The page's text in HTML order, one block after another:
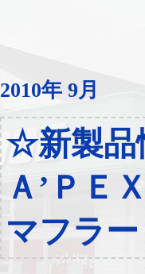
2010年 9月
☆新製
Ａ’ＰＥ
マフラー